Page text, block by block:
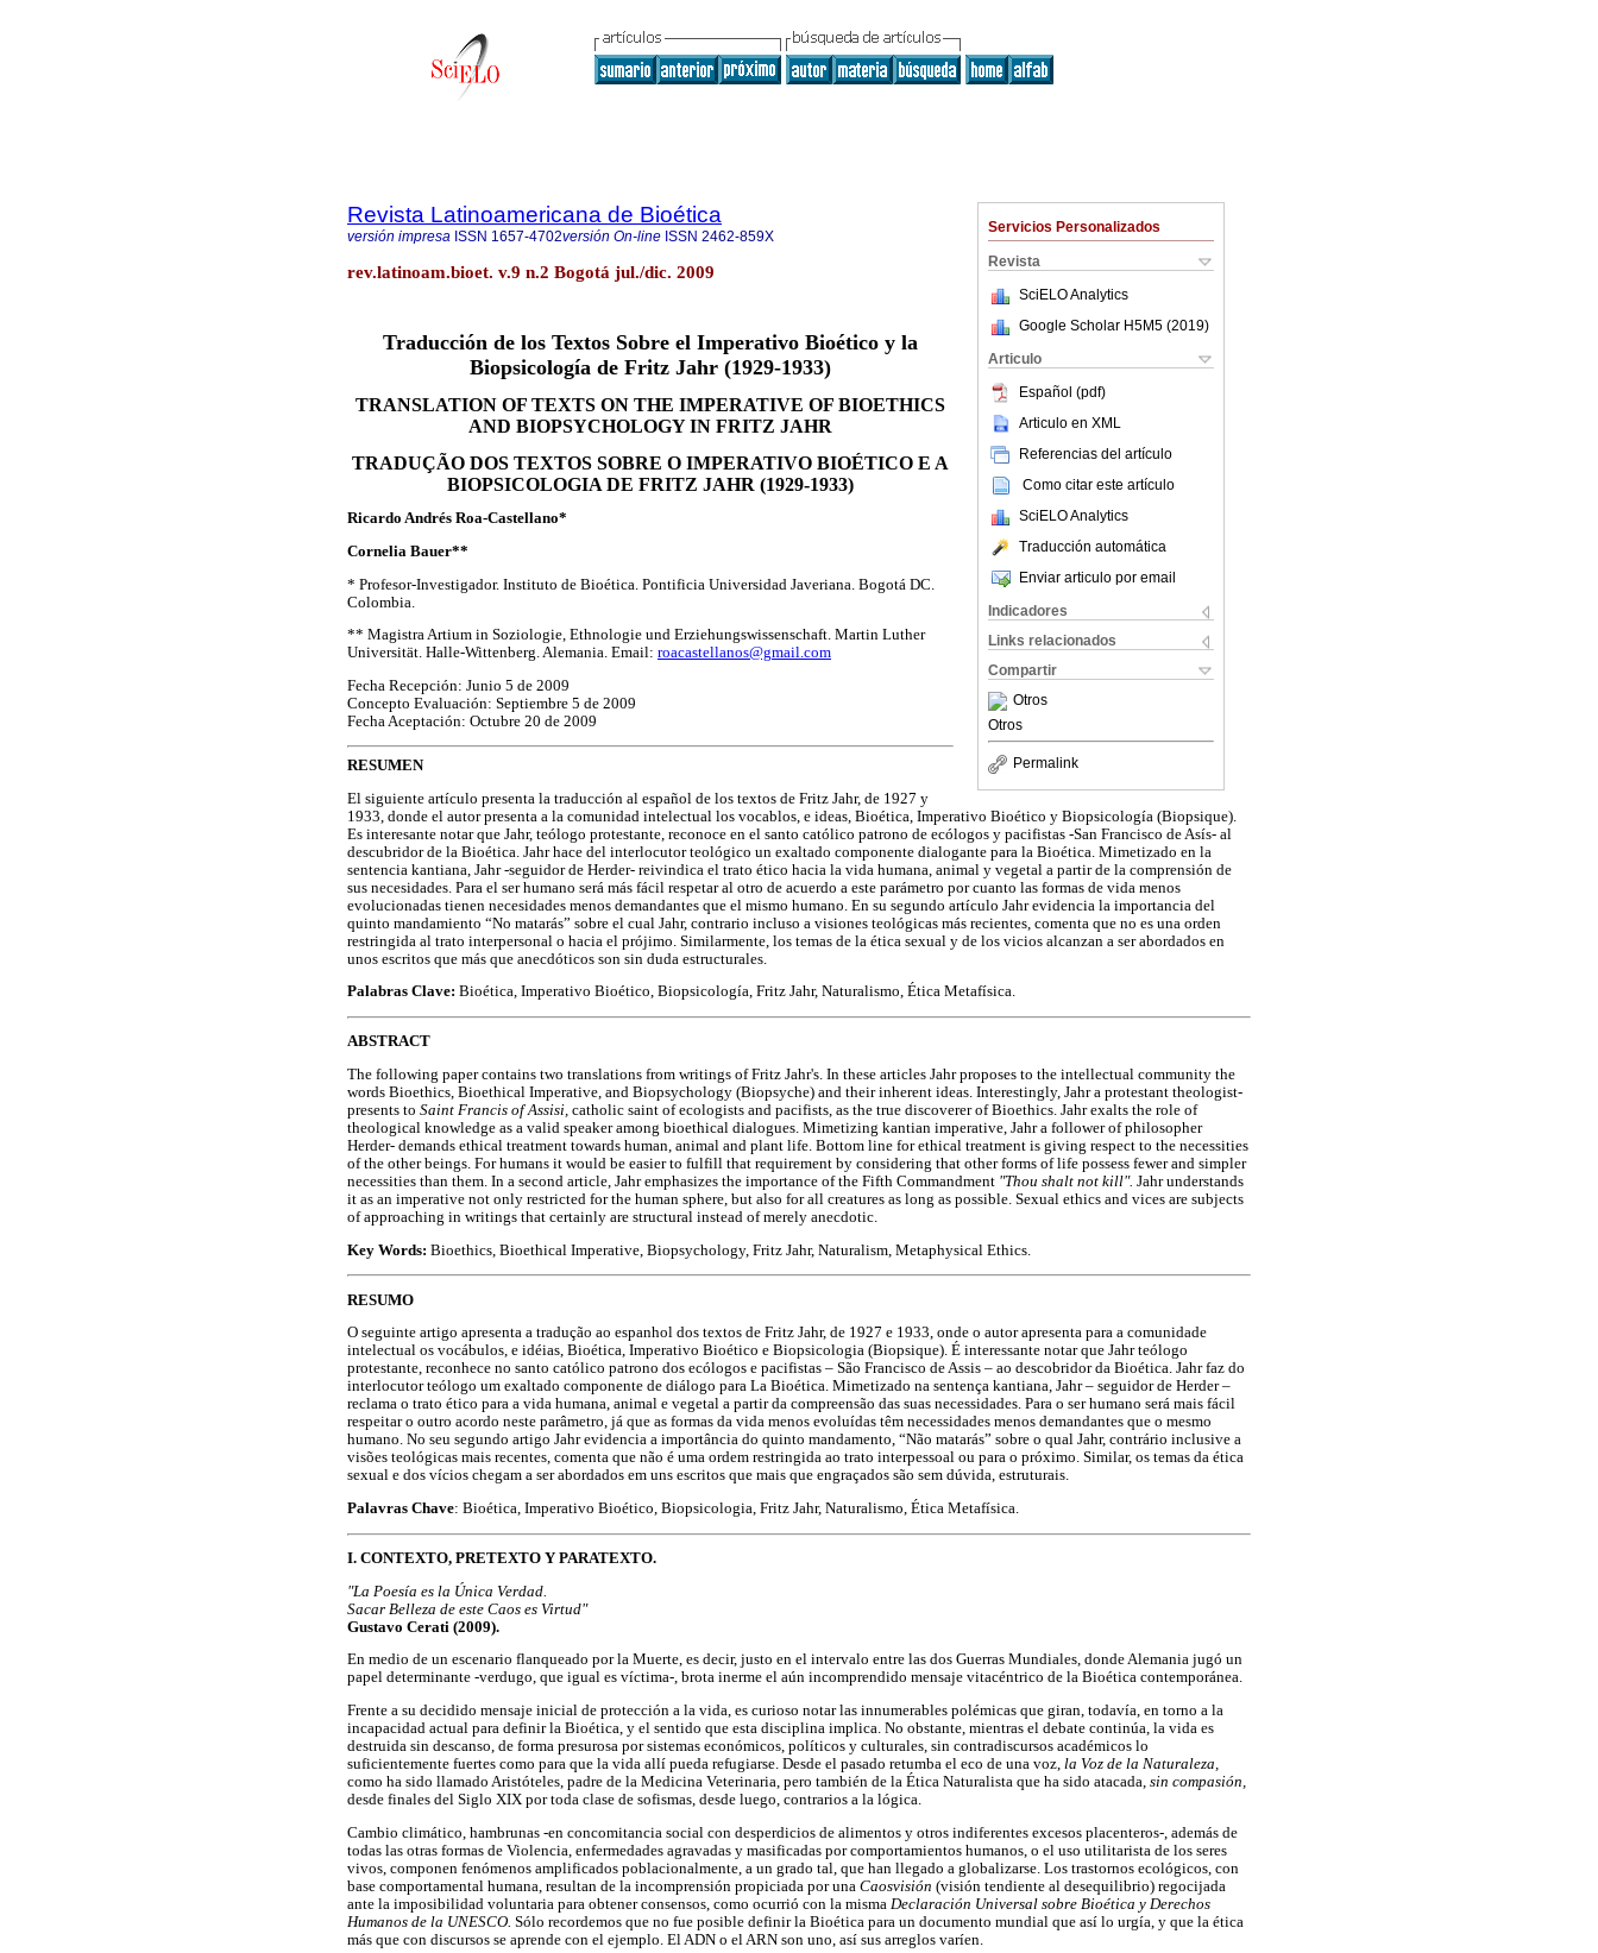
Servicios Personalizados
Revista
SciELO Analytics
Google Scholar H5M5 (2019)
Articulo
Español (pdf)
Articulo en XML
Referencias del artículo
Como citar este artículo
SciELO Analytics
Traducción automática
Enviar articulo por email
Indicadores
Links relacionados
Compartir
Otros
Otros
Permalink
Revista Latinoamericana de Bioética
versión impresa ISSN 1657-4702versión On-line ISSN 2462-859X
rev.latinoam.bioet. v.9 n.2 Bogotá jul./dic. 2009
Traducción de los Textos Sobre el Imperativo Bioético y la
Biopsicología de Fritz Jahr (1929-1933)
TRANSLATION OF TEXTS ON THE IMPERATIVE OF BIOETHICS
AND BIOPSYCHOLOGY IN FRITZ JAHR
TRADUÇÃO DOS TEXTOS SOBRE O IMPERATIVO BIOÉTICO E A
BIOPSICOLOGIA DE FRITZ JAHR (1929-1933)
Ricardo Andrés Roa-Castellano*
Cornelia Bauer**
* Profesor-Investigador. Instituto de Bioética. Pontificia Universidad Javeriana. Bogotá DC.
Colombia.
** Magistra Artium in Soziologie, Ethnologie und Erziehungswissenschaft. Martin Luther
Universität. Halle-Wittenberg. Alemania. Email: roacastellanos@gmail.com
Fecha Recepción: Junio 5 de 2009
Concepto Evaluación: Septiembre 5 de 2009
Fecha Aceptación: Octubre 20 de 2009
RESUMEN
El siguiente artículo presenta la traducción al español de los textos de Fritz Jahr, de 1927 y
1933, donde el autor presenta a la comunidad intelectual los vocablos, e ideas, Bioética, Imperativo Bioético y Biopsicología (Biopsique).
Es interesante notar que Jahr, teólogo protestante, reconoce en el santo católico patrono de ecólogos y pacifistas -San Francisco de Asís- al
descubridor de la Bioética. Jahr hace del interlocutor teológico un exaltado componente dialogante para la Bioética. Mimetizado en la
sentencia kantiana, Jahr -seguidor de Herder- reivindica el trato ético hacia la vida humana, animal y vegetal a partir de la comprensión de
sus necesidades. Para el ser humano será más fácil respetar al otro de acuerdo a este parámetro por cuanto las formas de vida menos
evolucionadas tienen necesidades menos demandantes que el mismo humano. En su segundo artículo Jahr evidencia la importancia del
quinto mandamiento “No matarás” sobre el cual Jahr, contrario incluso a visiones teológicas más recientes, comenta que no es una orden
restringida al trato interpersonal o hacia el prójimo. Similarmente, los temas de la ética sexual y de los vicios alcanzan a ser abordados en
unos escritos que más que anecdóticos son sin duda estructurales.
Palabras Clave: Bioética, Imperativo Bioético, Biopsicología, Fritz Jahr, Naturalismo, Ética Metafísica.
ABSTRACT
The following paper contains two translations from writings of Fritz Jahr's. In these articles Jahr proposes to the intellectual community the
words Bioethics, Bioethical Imperative, and Biopsychology (Biopsyche) and their inherent ideas. Interestingly, Jahr a protestant theologist-
presents to Saint Francis of Assisi, catholic saint of ecologists and pacifists, as the true discoverer of Bioethics. Jahr exalts the role of
theological knowledge as a valid speaker among bioethical dialogues. Mimetizing kantian imperative, Jahr a follower of philosopher
Herder- demands ethical treatment towards human, animal and plant life. Bottom line for ethical treatment is giving respect to the necessities
of the other beings. For humans it would be easier to fulfill that requirement by considering that other forms of life possess fewer and simpler
necessities than them. In a second article, Jahr emphasizes the importance of the Fifth Commandment "Thou shalt not kill". Jahr understands
it as an imperative not only restricted for the human sphere, but also for all creatures as long as possible. Sexual ethics and vices are subjects
of approaching in writings that certainly are structural instead of merely anecdotic.
Key Words: Bioethics, Bioethical Imperative, Biopsychology, Fritz Jahr, Naturalism, Metaphysical Ethics.
RESUMO
O seguinte artigo apresenta a tradução ao espanhol dos textos de Fritz Jahr, de 1927 e 1933, onde o autor apresenta para a comunidade
intelectual os vocábulos, e idéias, Bioética, Imperativo Bioético e Biopsicologia (Biopsique). É interessante notar que Jahr teólogo
protestante, reconhece no santo católico patrono dos ecólogos e pacifistas – São Francisco de Assis – ao descobridor da Bioética. Jahr faz do
interlocutor teólogo um exaltado componente de diálogo para La Bioética. Mimetizado na sentença kantiana, Jahr – seguidor de Herder –
reclama o trato ético para a vida humana, animal e vegetal a partir da compreensão das suas necessidades. Para o ser humano será mais fácil
respeitar o outro acordo neste parâmetro, já que as formas da vida menos evoluídas têm necessidades menos demandantes que o mesmo
humano. No seu segundo artigo Jahr evidencia a importância do quinto mandamento, “Não matarás” sobre o qual Jahr, contrário inclusive a
visões teológicas mais recentes, comenta que não é uma ordem restringida ao trato interpessoal ou para o próximo. Similar, os temas da ética
sexual e dos vícios chegam a ser abordados em uns escritos que mais que engraçados são sem dúvida, estruturais.
Palavras Chave: Bioética, Imperativo Bioético, Biopsicologia, Fritz Jahr, Naturalismo, Ética Metafísica.
I. CONTEXTO, PRETEXTO Y PARATEXTO.
"La Poesía es la Única Verdad.
Sacar Belleza de este Caos es Virtud"
Gustavo Cerati (2009).
En medio de un escenario flanqueado por la Muerte, es decir, justo en el intervalo entre las dos Guerras Mundiales, donde Alemania jugó un
papel determinante -verdugo, que igual es víctima-, brota inerme el aún incomprendido mensaje vitacéntrico de la Bioética contemporánea.
Frente a su decidido mensaje inicial de protección a la vida, es curioso notar las innumerables polémicas que giran, todavía, en torno a la
incapacidad actual para definir la Bioética, y el sentido que esta disciplina implica. No obstante, mientras el debate continúa, la vida es
destruida sin descanso, de forma presurosa por sistemas económicos, políticos y culturales, sin contradiscursos académicos lo
suficientemente fuertes como para que la vida allí pueda refugiarse. Desde el pasado retumba el eco de una voz, la Voz de la Naturaleza,
como ha sido llamado Aristóteles, padre de la Medicina Veterinaria, pero también de la Ética Naturalista que ha sido atacada, sin compasión,
desde finales del Siglo XIX por toda clase de sofismas, desde luego, contrarios a la lógica.
Cambio climático, hambrunas -en concomitancia social con desperdicios de alimentos y otros indiferentes excesos placenteros-, además de
todas las otras formas de Violencia, enfermedades agravadas y masificadas por comportamientos humanos, o el uso utilitarista de los seres
vivos, componen fenómenos amplificados poblacionalmente, a un grado tal, que han llegado a globalizarse. Los trastornos ecológicos, con
base comportamental humana, resultan de la incomprensión propiciada por una Caosvisión (visión tendiente al desequilibrio) regocijada
ante la imposibilidad voluntaria para obtener consensos, como ocurrió con la misma Declaración Universal sobre Bioética y Derechos
Humanos de la UNESCO. Sólo recordemos que no fue posible definir la Bioética para un documento mundial que así lo urgía, y que la ética
más que con discursos se aprende con el ejemplo. El ADN o el ARN son uno, así sus arreglos varíen.